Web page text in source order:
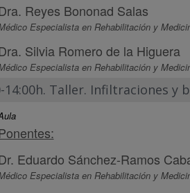
Reyes Bononad Salas
Especialista en Rehabilitación y
Silvia Romero de la Higuera
Especialista en Rehabilitación y
14:00h. Taller. Infiltraciones y
Eduardo Sánchez-Ramos
Especialista en Rehabilitación y